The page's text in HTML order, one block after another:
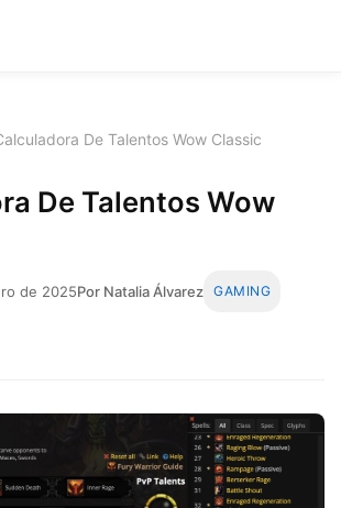
De Talentos Wow Classic
De Talentos Wow
de 2025Por Natalia Álvarez GAMING